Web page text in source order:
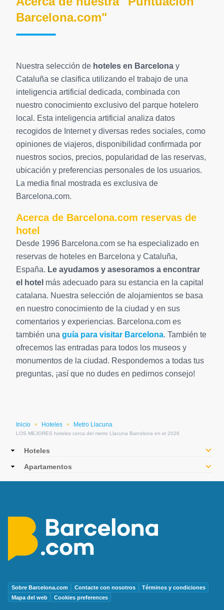
Inicio » Hoteles » Metro Llacuna
LOS MEJORES hoteles cerca del metro Llacuna Barcelona en el 2026
Barcelona.com"
Nuestra selección de hoteles en Barcelona y
Cataluña se clasifica utilizando el trabajo de una
inteligencia artificial dedicada, combinada con
nuestro conocimiento exclusivo del parque hotelero
local. Esta inteligencia artificial analiza datos
recogidos de Internet y diversas redes sociales, como
opiniones de viajeros, disponibilidad confirmada por
nuestros socios, precios, popularidad de las reservas,
ubicación y preferencias personales de los usuarios.
La media final mostrada es exclusiva de
Barcelona.com.
Acerca de Barcelona.com reservas de
hotel
Desde 1996 Barcelona.com se ha especializado en
reservas de hoteles en Barcelona y Cataluña,
España. Le ayudamos y asesoramos a encontrar
el hotel más adecuado para su estancia en la capital
catalana. Nuestra selección de alojamientos se basa
en nuestro conocimiento de la ciudad y en sus
comentarios y experiencias. Barcelona.com es
también una guía para visitar Barcelona. También te
ofrecemos las entradas para todos los museos y
monumentos de la ciudad. Respondemos a todas tus
preguntas, ¡así que no dudes en pedirnos consejo!
MainHoteles
Apartamentos
Sobre Barcelona.com Contacte con nosotros
Términos y condiciones
Mapa del web
Cookies preferences